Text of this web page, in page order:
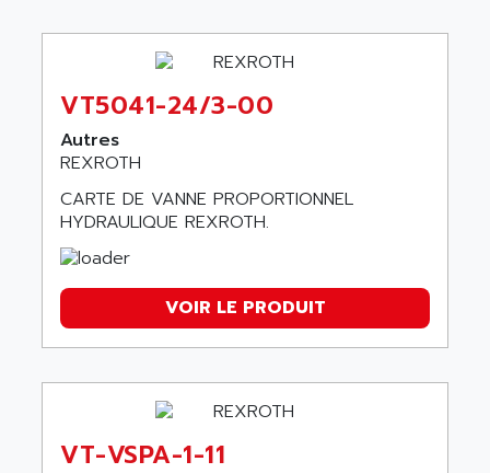
VT5041-24/3-00
Autres
REXROTH
CARTE DE VANNE PROPORTIONNEL
HYDRAULIQUE REXROTH.
VOIR LE PRODUIT
VT-VSPA-1-11